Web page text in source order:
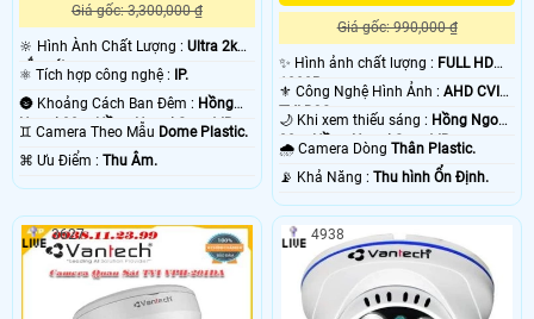
Giá gốc: 3,300,000 ₫
🔆 Hình Ành Chất Lượng : Ultra 2k+
sắc nét .
⚛️ Tích hợp công nghệ : IP.
🌚 Khoảng Cách Ban Đêm : Hồng
Ngoại 30m Hồng Ngoại Smart IR.
♊ Camera Theo Mẫu Dome Plastic.
️⌘ Ưu Điểm : Thu Âm.
Giá gốc: 990,000 ₫
✨ Hình ảnh chất lượng : FULL HD
1080P .
⚜️ Công Nghệ Hình Ảnh :AHD CVI
TVI BCS.
🌙 Khi xem thiếu sáng : Hồng Ngoại
30m Hồng Ngoại Smart IR.
🌧️ Camera DòngThân Plastic.
️📡 Khả Năng :Thu hình Ổn Định.
3627 4938